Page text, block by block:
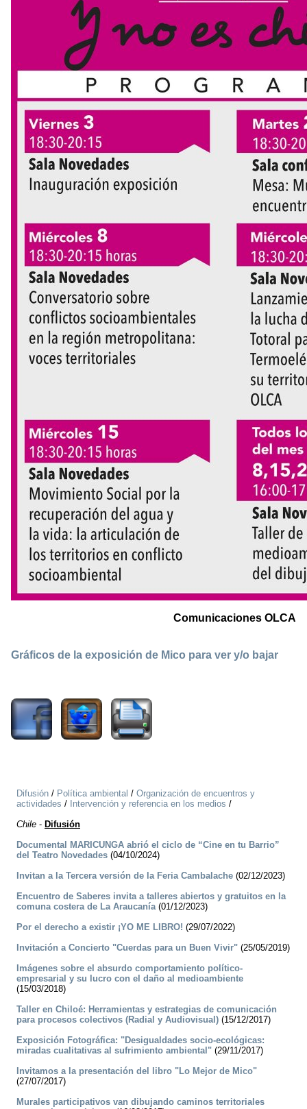
Comunicaciones OLCA
Gráficos de la exposición de Mico para ver y/o bajar
Difusión / Política ambiental / Organización de encuentros y
actividades / Intervención y referencia en los medios /
Chile - Difusión
Documental MARICUNGA abrió el ciclo de “Cine en tu Barrio”
del Teatro Novedades (04/10/2024)
Invitan a la Tercera versión de la Feria Cambalache (02/12/2023)
Encuentro de Saberes invita a talleres abiertos y gratuitos en la
comuna costera de La Araucanía(01/12/2023)
Por el derecho a existir ¡YO ME LIBRO! (29/07/2022)
Invitación a Concierto "Cuerdas para un Buen Vivir" (25/05/2019)
Imágenes sobre el absurdo comportamiento político-
empresarial y su lucro con el daño al medioambiente
(15/03/2018)
Taller en Chiloé: Herramientas y estrategias de comunicación
para procesos colectivos (Radial y Audiovisual) (15/12/2017)
Exposición Fotográfica: "Desigualdades socio-ecológicas:
miradas cualitativas al sufrimiento ambiental" (29/11/2017)
Invitamos a la presentación del libro "Lo Mejor de Mico"
(27/07/2017)
Murales participativos van dibujando caminos territoriales